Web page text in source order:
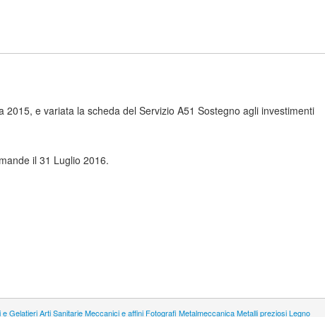
e variata la scheda del Servizio A51 Sostegno agli investimenti
il 31 Luglio 2016.
e GelatieriArti SanitarieMeccanici e affini Fotografi MetalmeccanicaMetalli preziosiLegno